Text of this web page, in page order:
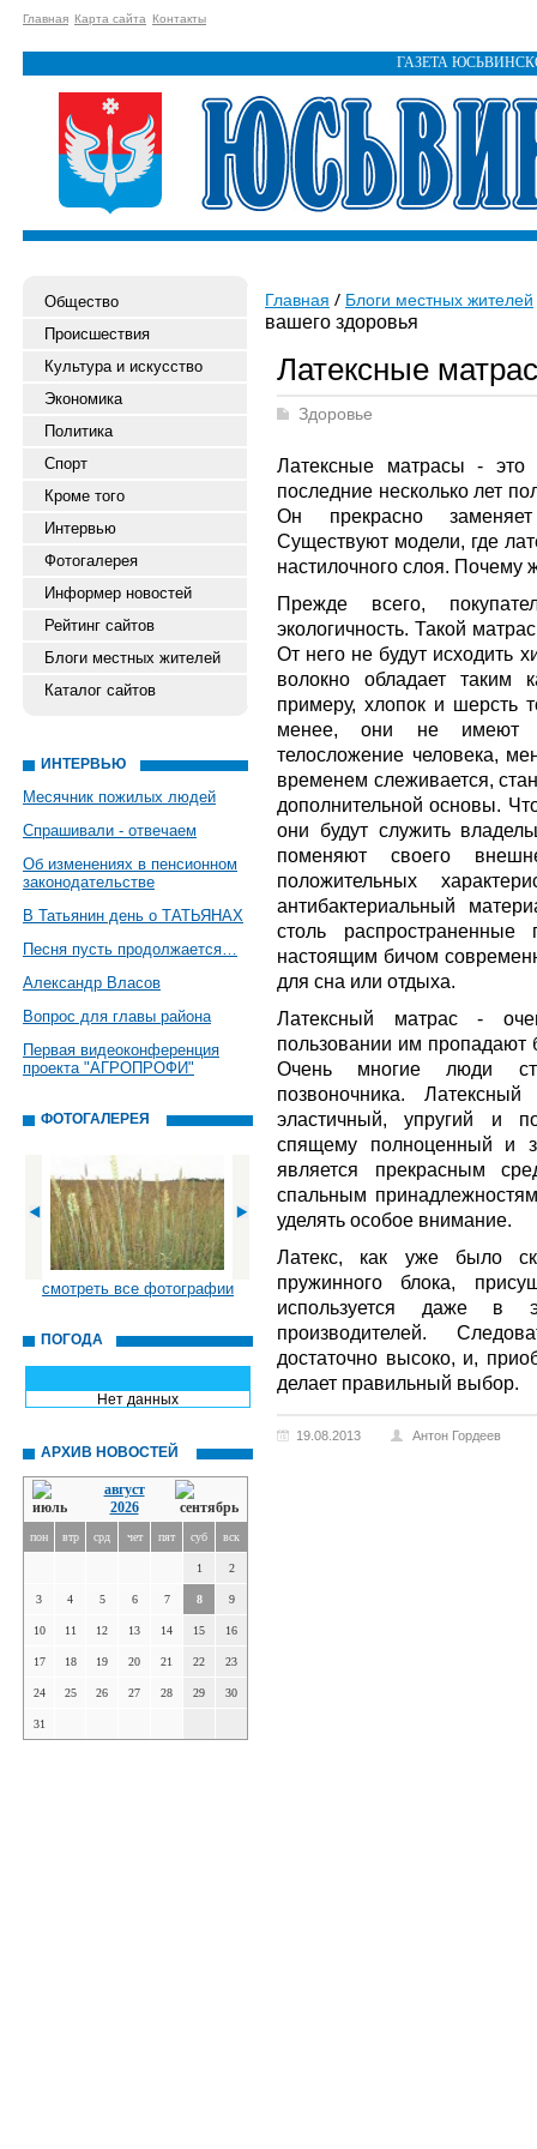
Главная Карта сайта Контакты
ГАЗЕТА
Общество
Происшествия
Культура и искусство
Экономика
Политика
Спорт
Кроме того
Интервью
Фотогалерея
Информер новостей
Рейтинг сайтов
Блоги местных жителей
Каталог сайтов
ИНТЕРВЬЮ
Месячник пожилых людей
Спрашивали - отвечаем
Об изменениях в пенсионном
законодательстве
В Татьянин день о ТАТЬЯНАХ
Песня пусть продолжается…
Александр Власов
Вопрос для главы района
Первая видеоконференция
проекта "АГРОПРОФИ"
ФОТОГАЛЕРЕЯ
смотреть все фотографии
ПОГОДА
Нет данных
АРХИВ НОВОСТЕЙ
август
2026
пон втр срд чет пят суб вск
1 2
3 4 5 6 7 8 9
10 11 12 13 14 15 16
17 18 19 20 21 22 23
24 25 26 27 28 29 30
31
Главная Блоги местных жителей
вашего здоровья
Латексные
Здоровье
Латексные матрасы - это
последние несколько лет
Он прекрасно
Существуют модели, где
настилочного слоя. Почему
Прежде всего,
экологичность. Такой
От него не будут исходить
волокно обладает таким
примеру, хлопок и шерсть
менее, они не имеют
телосложение человека,
временем слеживается,
дополнительной основы.
они будут служить
поменяют своего
положительных
антибактериальный
столь
настоящим бичом
для сна или отдыха.
Латексный матрас -
пользовании им пропадают
Очень многие люди
позвоночника.
эластичный, упругий и
спящему полноценный и
является прекрасным
спальным
уделять особое внимание.
Латекс, как уже было
пружинного блока,
используется даже в
производителей.
достаточно высоко, и,
делает правильный выбор.
19.08.2013 Антон Гордеев